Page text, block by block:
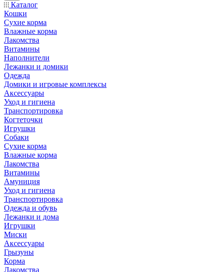
Каталог
Кошки
Сухие корма
Влажные корма
Лакомства
Витамины
Наполнители
Лежанки и домики
Одежда
Домики и игровые комплексы
Аксессуары
Уход и гигиена
Транспортировка
Когтеточки
Игрушки
Собаки
Сухие корма
Влажные корма
Лакомства
Витамины
Амуниция
Уход и гигиена
Транспортировка
Одежда и обувь
Лежанки и дома
Игрушки
Миски
Аксессуары
Грызуны
Корма
Лакомства